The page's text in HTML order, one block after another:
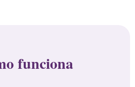
funciona